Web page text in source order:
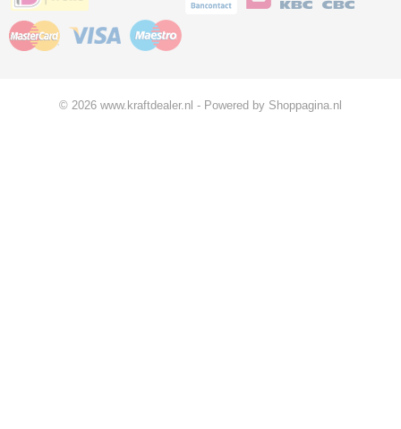
© 2026 www.kraftdealer.nl - Powered by Shoppagina.nl